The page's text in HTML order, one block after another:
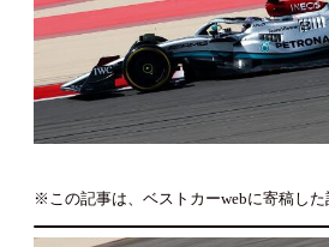
※この記事は、ベストカーwebに寄稿した